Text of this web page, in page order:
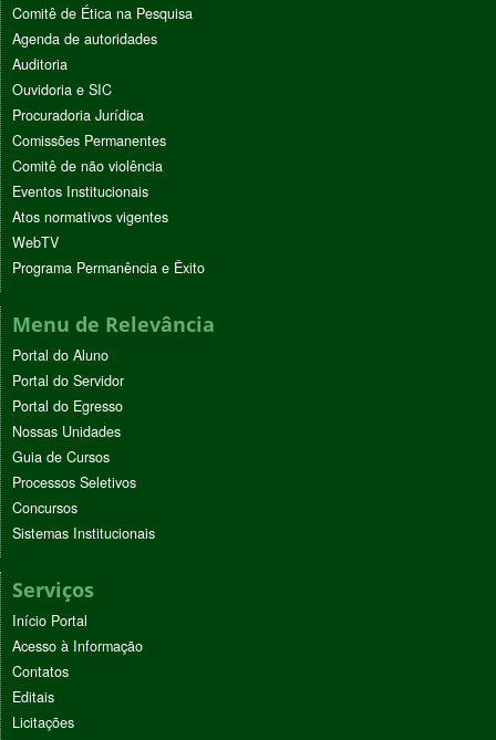
Comitê de Ética na Pesquisa
Agenda de autoridades
Auditoria
Ouvidoria e SIC
Procuradoria Jurídica
Comissões Permanentes
Comitê de não violência
Eventos Institucionais
Atos normativos vigentes
WebTV
Programa Permanência e Êxito
Menu de Relevância
Portal do Aluno
Portal do Servidor
Portal do Egresso
Nossas Unidades
Guia de Cursos
Processos Seletivos
Concursos
Sistemas Institucionais
Serviços
Início Portal
Acesso à Informação
Contatos
Editais
Licitações